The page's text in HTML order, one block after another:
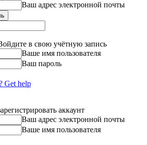
Ваш адрес электронной почты
в свою учётную запись
Ваше имя пользователя
Ваш пароль
Get help
аккаунт
Ваш адрес электронной почты
Ваше имя пользователя